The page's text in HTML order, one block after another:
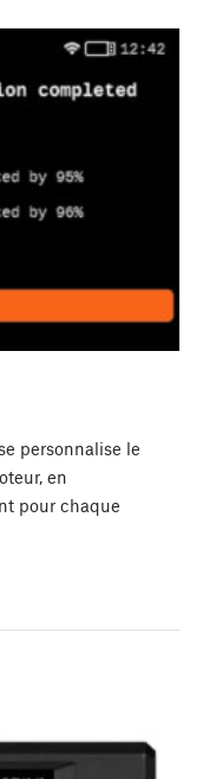
personnalise le
en
pour chaque